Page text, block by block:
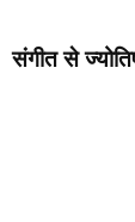
संगीत से